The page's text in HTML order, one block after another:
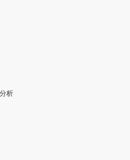
析